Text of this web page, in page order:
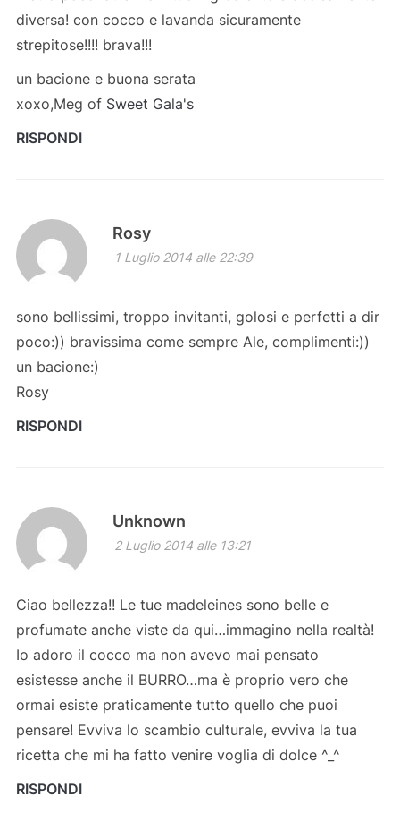
diversa! con cocco e lavanda sicuramente
strepitose!!!! brava!!!
un bacione e buona serata
xoxo,Meg of Sweet Gala's
RISPONDI
Rosy
1 Luglio 2014 alle 22:39
sono bellissimi, troppo invitanti, golosi e perfetti a dir
poco:)) bravissima come sempre Ale, complimenti:))
un bacione:)
Rosy
RISPONDI
Unknown
2 Luglio 2014 alle 13:21
Ciao bellezza!! Le tue madeleines sono belle e
profumate anche viste da qui…immagino nella realtà!
Io adoro il cocco ma non avevo mai pensato
esistesse anche il BURRO…ma è proprio vero che
ormai esiste praticamente tutto quello che puoi
pensare! Evviva lo scambio culturale, evviva la tua
ricetta che mi ha fatto venire voglia di dolce ^_^
RISPONDI